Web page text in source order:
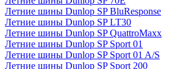
Летние шины Dunlop SP BluResponse
Летние шины Dunlop SP LT30
Летние шины Dunlop SP QuattroMaxx
Летние шины Dunlop SP Sport 01
Летние шины Dunlop SP Sport 01 A/S
Летние шины Dunlop SP Sport 200